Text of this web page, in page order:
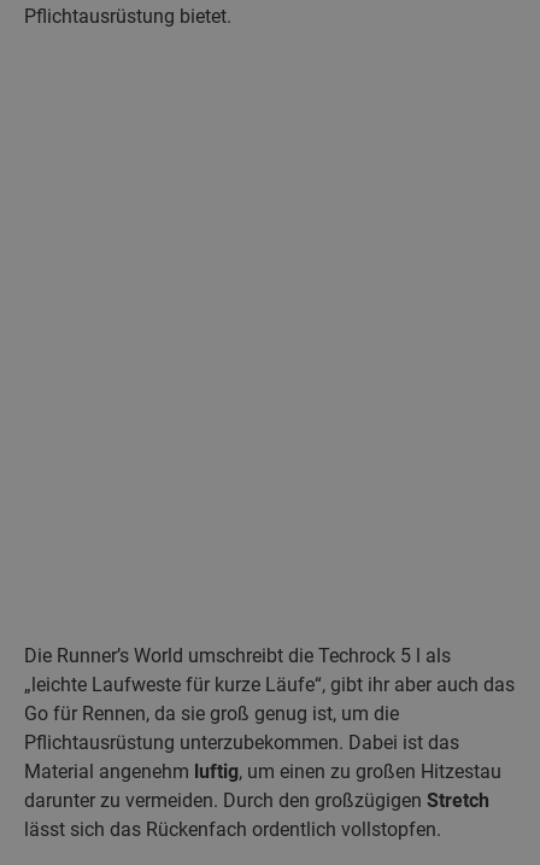
Pflichtausrüstung bietet.
Die Runner’s World umschreibt die Techrock 5 l als
„leichte Laufweste für kurze Läufe“, gibt ihr aber auch das
Go für Rennen, da sie groß genug ist, um die
Pflichtausrüstung unterzubekommen. Dabei ist das
Material angenehm luftig, um einen zu großen Hitzestau
darunter zu vermeiden. Durch den großzügigen Stretch
lässt sich das Rückenfach ordentlich vollstopfen.